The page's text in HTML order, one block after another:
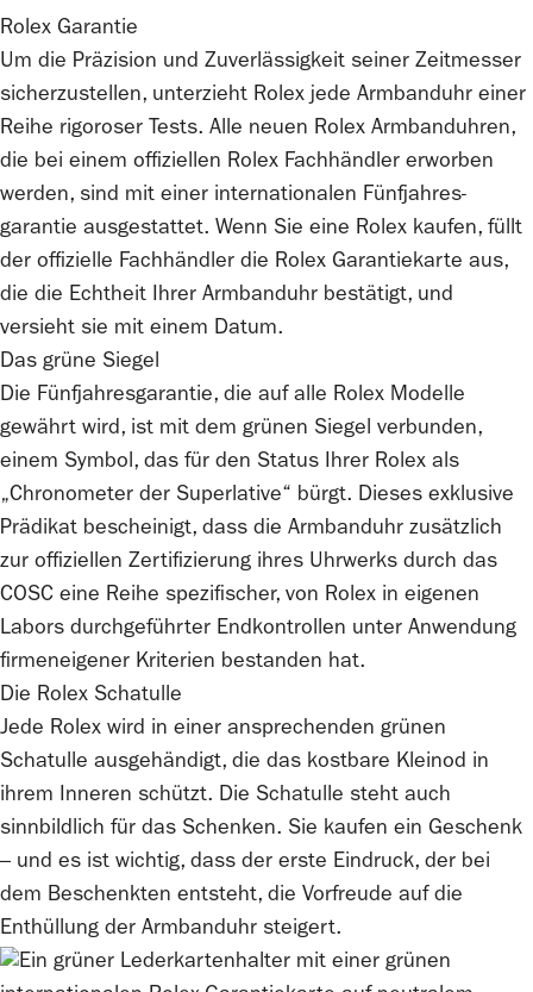
Rolex Garantie
Um die Präzision und Zuverlässigkeit seiner Zeitmesser
sicherzustellen, unterzieht Rolex jede Armbanduhr einer
Reihe rigoroser Tests. Alle neuen Rolex Armbanduhren,
die bei einem offiziellen Rolex Fachhändler erworben
werden, sind mit einer internationalen Fünfjahres­
garantie ausgestattet. Wenn Sie eine Rolex kaufen, füllt
der offizielle Fachhändler die Rolex Garantiekarte aus,
die die Echtheit Ihrer Armbanduhr bestätigt, und
versieht sie mit einem Datum.
Das grüne Siegel
Die Fünfjahresgarantie, die auf alle Rolex Modelle
gewährt wird, ist mit dem grünen Siegel verbunden,
einem Symbol, das für den Status Ihrer Rolex als
„Chronometer der Superlative“ bürgt. Dieses exklusive
Prädikat bescheinigt, dass die Armbanduhr zusätzlich
zur offiziellen Zertifizierung ihres Uhrwerks durch das
COSC eine Reihe spezifischer, von Rolex in eigenen
Labors durchgeführter Endkontrollen unter Anwendung
firmeneigener Kriterien bestanden hat.
Die Rolex Schatulle
Jede Rolex wird in einer ansprechenden grünen
Schatulle ausgehändigt, die das kostbare Kleinod in
ihrem Inneren schützt. Die Schatulle steht auch
sinnbildlich für das Schenken. Sie kaufen ein Geschenk
– und es ist wichtig, dass der erste Eindruck, der bei
dem Beschenkten entsteht, die Vorfreude auf die
Enthüllung der Armbanduhr steigert.